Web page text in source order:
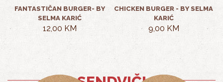
FANTASTIČAN BURGER- BY
SELMA KARIĆ
12,00 KM
CHICKEN BURGER - BY SELMA
KARIĆ
9,00 KM